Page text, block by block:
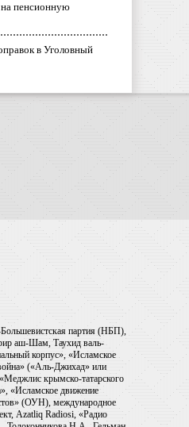
на пенсионную
в Уголовный
партия (НБП),
аш-Шам, Таухид валь-
корпус», «Исламское
(«Аль-Джихад» или
крымско-татарского
«Исламское движение
(ОУН), международное
Azatliq Radiosi, «Радио